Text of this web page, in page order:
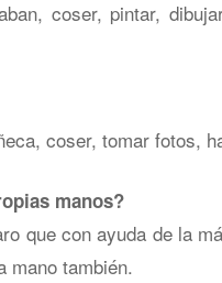
coser, pintar,
coser, tomar fotos,
manos?
que con ayuda de la
mano también.